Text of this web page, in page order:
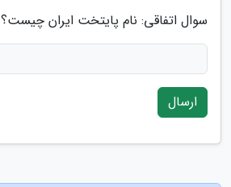
سوال اتفاقی: نام پایتخت ایران چیست؟
ارسال